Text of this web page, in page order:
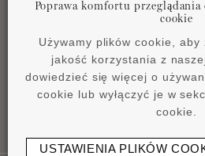
Product overview
4,2 MB
Poprawa komfortu
cookie
Używamy plików cookie, aby
jakość korzystania z
dowiedzieć się więcej o
cookie lub wyłączyć je w
cookie.
USTAWIENIA PLIKÓW